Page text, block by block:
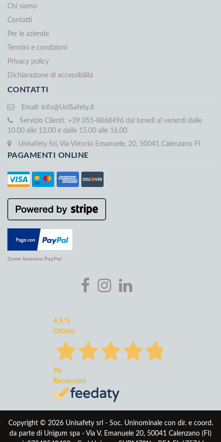
Chi siamo
Contatti
Per le aziende
Termini e condizioni
Privacy policy
Dichiarazione di accessibilità
CONTATTI
Email: info@UniSafety.it
Servizio Clienti: +39 055-8868496 dal lunedi al venerdi dalle
10.00 alle 12.00 e dalle 15.00 alle 16.00
Unisafety Srl, Via Vittorio Emanuele, 20, 50041 Calenzano FI
PAGAMENTI ONLINE
Come funziona PayPal
4,9/5
Ottimo
96
Recensioni
Copyright © 2026 Unisafety srl - Soc. Uninominale con dir. e coord.
da parte di Unigum spa - Via V. Emanuele 20, 50041 Calenzano (FI)